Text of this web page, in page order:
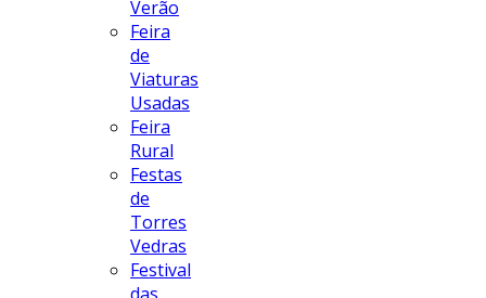
Verão
Feira
de
Viaturas
Usadas
Feira
Rural
Festas
de
Torres
Vedras
Festival